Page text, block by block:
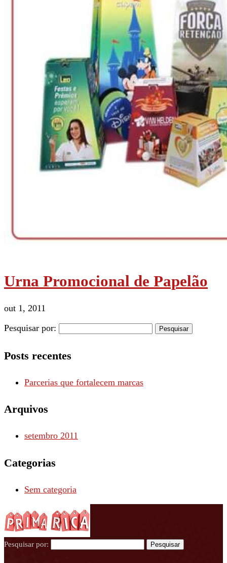
Urna Promocional de Papelão
out 1, 2011
Pesquisar por:
Posts recentes
Parcerias que fortalecem marcas
Arquivos
setembro 2011
Categorias
Sem categoria
Pesquisar por: